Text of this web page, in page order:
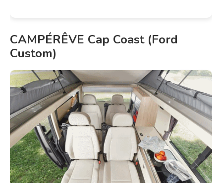
CAMPÉRÊVE Cap Coast (Ford
Custom)